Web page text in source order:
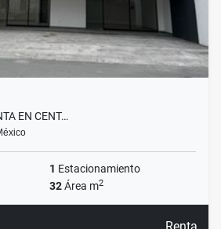
EN CENT…
1 Estacionamiento
32Área m2